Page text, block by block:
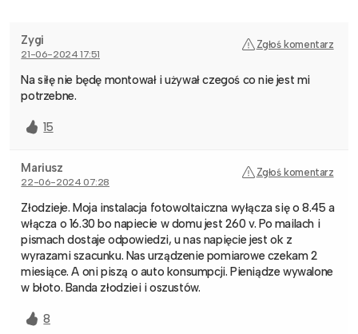
Zygi
21-06-2024 17:51
Zgłoś komentarz
Na siłę nie będę montował i używał czegoś co nie jest mi
potrzebne.
15
Mariusz
22-06-2024 07:28
Zgłoś komentarz
Złodzieje. Moja instalacja fotowoltaiczna wyłącza się o 8.45 a
włącza o 16.30 bo napiecie w domu jest 260 v. Po mailach i
pismach dostaje odpowiedzi, u nas napięcie jest ok z
wyrazami szacunku. Nas urządzenie pomiarowe czekam 2
miesiące. A oni piszą o auto konsumpcji. Pieniądze wywalone
w błoto. Banda złodziei i oszustów.
8